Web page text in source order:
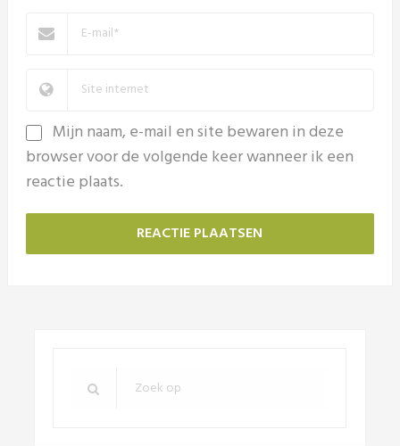
Mijn naam, e-mail en site bewaren in deze
browser voor de volgende keer wanneer ik een
reactie plaats.